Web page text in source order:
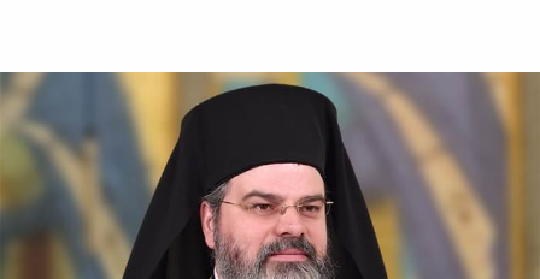
Sfântul Ierarh Emilian
Mărturisitorul,
Episcopul Cizicului
Sfântul Ierarh Emilian,
mărturisitorul lui Hristos, a
trăit pe vremea împărăției lui